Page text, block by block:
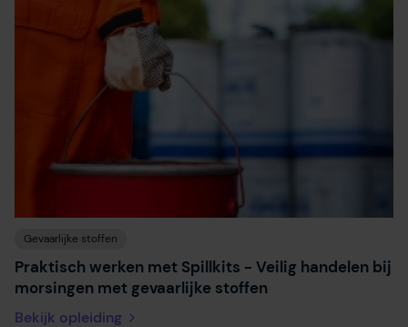
Gevaarlijke stoffen
Praktisch werken met Spillkits - Veilig handelen bij
morsingen met gevaarlijke stoffen
Bekijk opleiding